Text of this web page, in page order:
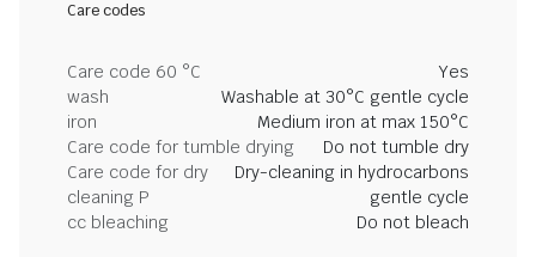
Care codes
Care code 60 °C
Yes
wash
Washable at 30°C gentle cycle
iron
Medium iron at max 150°C
Care code for tumble drying
Do not tumble dry
Care code for dry
cleaning P
Dry-cleaning in hydrocarbons
gentle cycle
cc bleaching
Do not bleach